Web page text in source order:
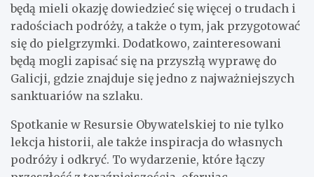
będą mieli okazję dowiedzieć się więcej o trudach i
radościach podróży, a także o tym, jak przygotować
się do pielgrzymki. Dodatkowo, zainteresowani
będą mogli zapisać się na przyszłą wyprawę do
Galicji, gdzie znajduje się jedno z najważniejszych
sanktuariów na szlaku.
Spotkanie w Resursie Obywatelskiej to nie tylko
lekcja historii, ale także inspiracja do własnych
podróży i odkryć. To wydarzenie, które łączy